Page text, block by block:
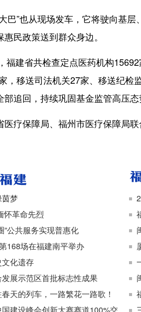
”也从现场发车，它将驶向基层
民政策送到群众身边。
建省共检查定点医药机构15692
，移送司法机关27家、移送纪检
追回，持续巩固基金监管高压态
保障局、福州市医疗保障局联
梦
怀革命先烈
”公共服务实现普惠化
168场在福建南平举办
化遗存
展示范区首批标志性成果
天的列车，一路繁花一路歌！
建设峰会创新大赛赛道100%交